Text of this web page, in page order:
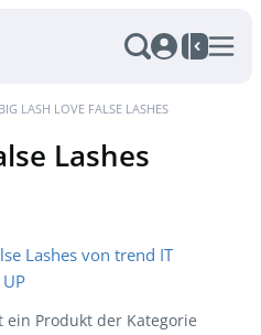
BIG LASH LOVE FALSE LASHES
Lashes
ein Produkt der Kategorie